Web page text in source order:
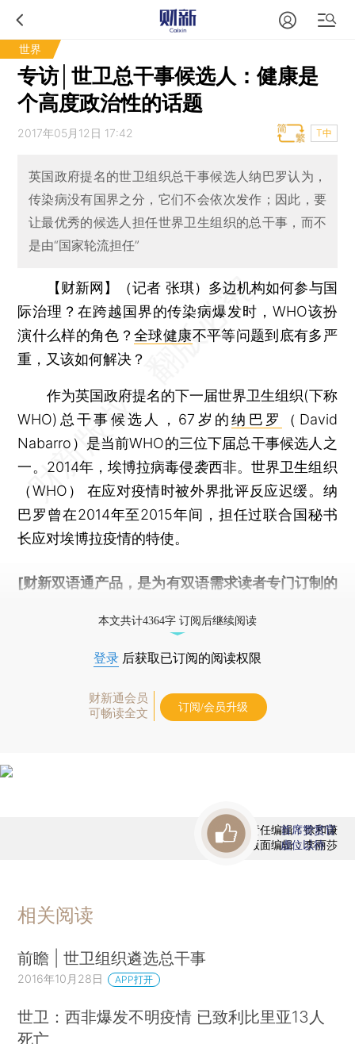
世界
专访│世卫总干事候选人：健康是
个高度政治性的话题
2017年05月12日 17:42 T中
英国政府提名的世卫组织总干事候选人纳巴罗认为，
传染病没有国界之分，它们不会依次发作；因此，要
让最优秀的候选人担任世界卫生组织的总干事，而不
是由“国家轮流担任”
【财新网】（记者 张琪） 多边机构如何参与国
际治理？在跨越国界的传染病爆发时，WHO该扮
演什么样的角色？全球健康不平等问题到底有多严
重，又该如何解决？
作为英国政府提名的下一届世界卫生组织(下称
WHO)总干事候选人，67岁的纳巴罗
（David
Nabarro）是当前WHO的三位下届总干事候选人之
一。2014年，埃博拉病毒侵袭西非。世界卫生组织
（WHO） 在应对疫情时被外界批评反应迟缓。纳
巴罗曾在2014年至2015年间，担任过联合国秘书
长应对埃博拉疫情的特使。
[财新双语通产品，是为有双语需求读者专门订制的
本文共计4364字 订阅后继续阅读
登录 后获取已订阅的阅读权限
财新通会员
可畅读全文
订阅/会员升级
责任编辑：徐和谦
版面编辑：李丽莎
首席赞赏官
虚位以待
相关阅读
前瞻 | 世卫组织遴选总干事
2016年10月28日 APP打开
世卫：西非爆发不明疫情 已致利比里亚13人
死亡